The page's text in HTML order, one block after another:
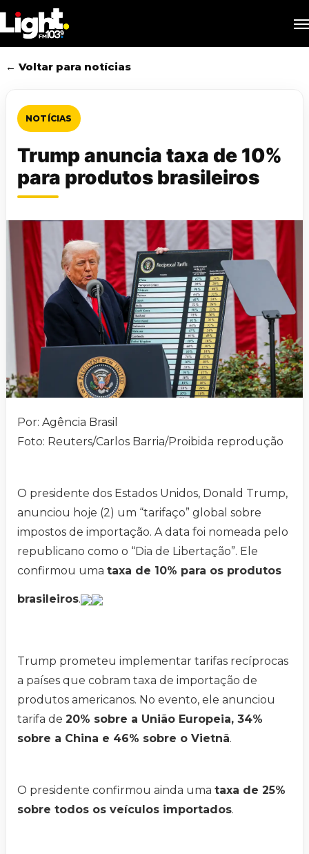
to
main
content
← Voltar para notícias
NOTÍCIAS
Trump anuncia taxa de 10%
para produtos brasileiros
Por: Agência Brasil
Foto: Reuters/Carlos Barria/Proibida reprodução
O presidente dos Estados Unidos, Donald Trump,
anunciou hoje (2) um “tarifaço” global sobre
impostos de importação. A data foi nomeada pelo
republicano como o “Dia de Libertação”. Ele
confirmou uma taxa de 10% para os produtos
brasileiros.
Trump prometeu implementar tarifas recíprocas
a países que cobram taxa de importação de
produtos americanos. No evento, ele anunciou
tarifa de 20% sobre a União Europeia, 34%
sobre a China e 46% sobre o Vietnã.
O presidente confirmou ainda uma taxa de 25%
sobre todos os veículos importados.